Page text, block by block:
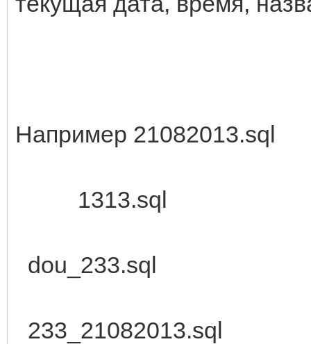
Например 21082013.sql
1313.sql
dou_233.sql
233_21082013.sql